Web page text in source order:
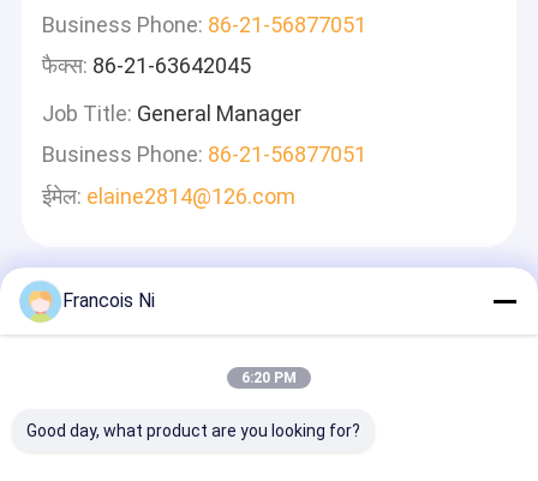
Business Phone: 86-21-56877051
फैक्स: 86-21-63642045
Job Title: General Manager
Business Phone: 86-21-56877051
ईमेल: elaine2814@126.com
Francois Ni
6:20 PM
Good day, what product are you looking for?